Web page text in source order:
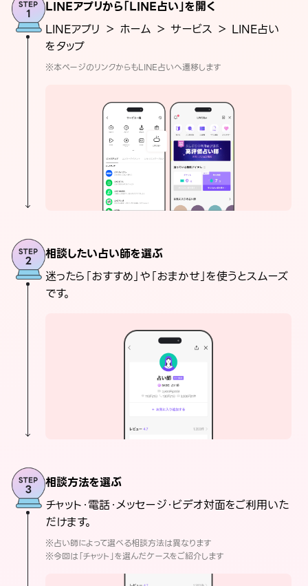
LINEアプリから「LINE占い」を開く
LINEアプリ ＞ ホーム ＞ サービス ＞ LINE占い
をタップ
※本ページのリンクからもLINE占いへ遷移します
相談したい占い師を選ぶ
迷ったら「おすすめ」や「おまかせ」を使うとスムーズ
です。
相談方法を選ぶ
チャット・電話・メッセージ・ビデオ対面をご利用いた
だけます。
※占い師によって選べる相談方法は異なります
※今回は「チャット」を選んだケースをご紹介します